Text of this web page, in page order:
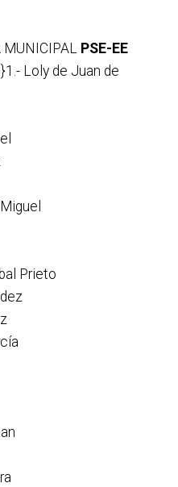
PSE-EE
Loly de Juan de
Prieto